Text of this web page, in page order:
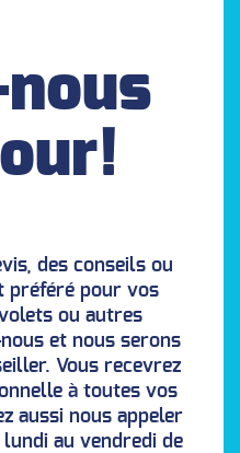
des conseils ou
préféré pour vos
ou autres
et nous serons
Vous recevrez
à toutes vos
aussi nous appeler
au vendredi de